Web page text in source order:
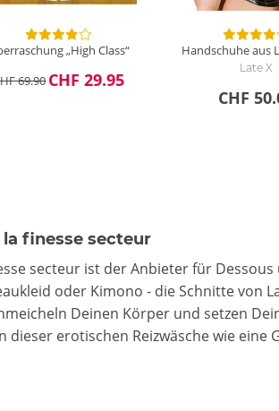
„High Class“
69.90 CHF 29.95
Handschuhe aus
Late X
CHF
la finesse secteur
secteur ist der Anbieter für
oder Kimono - die Schnitte von
Deinen Körper und setzen
dieser erotischen Reizwäsche wie